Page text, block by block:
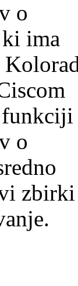
o
ima
o
zbirki